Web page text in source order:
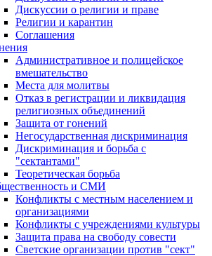
Дискуссии о религии и праве
Религии и карантин
Соглашения
Административное и полицейское
вмешательство
Места для молитвы
Отказ в регистрации и ликвидация
религиозных объединений
Защита от гонений
Негосударственная дискриминация
Дискриминация и борьба с
"сектантами"
Теоретическая борьба
и СМИ
Конфликты с местным населением и
организациями
Конфликты с учреждениями культуры
Защита права на свободу совести
Светские организации против "сект"